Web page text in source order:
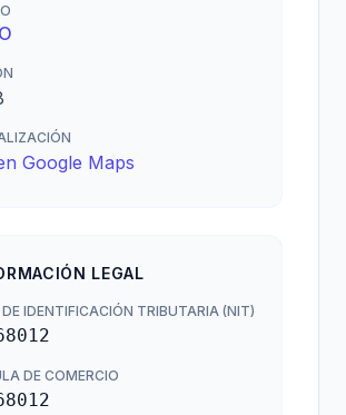
Google Maps
LEGAL
IDENTIFICACIÓN TRIBUTARIA (NIT)
DE COMERCIO